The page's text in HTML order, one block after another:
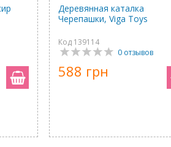
Деревянная каталка
Черепашки, Viga Toys
Код 139114
0 отзывов
588 грн